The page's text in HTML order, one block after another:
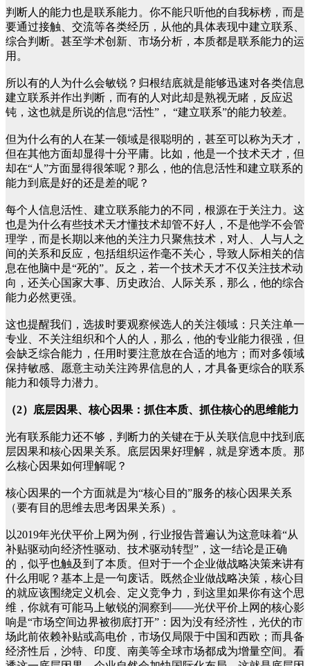
判断人的能力也是联系能力。你不能只听他的自我标榜，而是
要通过接触、交流等各类经历，从他的具体表现中建立联系、
综合判断。甚至学术创新、市场分析，本质都是联系能力的运
用。
所以有的人为什么会敏锐？归根结底就是能够迅速对各类信息
建立联系并作出判断，而有的人对此却是熟视无睹，反应迟
钝，这也就是所说的信息“活性”， “建立联系”的能力较差。
但为什么有的人在某一领域是很聪明的，甚至可以称为天才，
但在其他方面却显得十分平庸。比如，他是一个技术天才，但
却在“人”方面显得很笨呢？那么，他的信息活性和建立联系的
能力到底是好的还是差的呢？
每个人信息活性、建立联系能力的不同，根源在于关注力。这
也是为什么有些技术天才懂技术却管不好人，不是他学不会管
理学，而是长期以来他的关注力只聚焦技术，对人、人与人之
间的关系和反应，包括组织运作毫不关心，导致人际相关的信
息在他脑中是“死的”。反之，若一个技术天才不仅关注技术动
向，还关心国家大事、历史政治、人际关系，那么，他的综合
能力必然更强。
这也提醒我们，选拔时要观察候选人的关注领域：只关注单一
专业、不关注组织和个人的人，那么，他的专业能力很强，但
会缺乏综合能力，任用时要注意放在合适的地方；而对多领域
保持敏感、愿意主动关注跨界信息的人，才具备更综合的联系
能力和领导力潜力。
（2）底层因果、核心因果：抓住本质、抓住核心的思维能力
光有联系能力还不够，判断力的关键在于从关联信息中找到底
层因果和核心因果关系。底层因果好理解，就是穿透本质。那
么核心因果如何理解呢？
核心因果的一个方面就是为“核心目的”服务的核心因果关系
（要有目的思维去思考因果关系）。
以2019年光伏平价上网为例，行业报告普遍认为这意味着“从
补贴驱动向经济性驱动、技术驱动转型”，这一结论是正确
的，似乎也触及到了本质。但对于一个企业做战略决策来讲有
什么用呢？基本上是一句废话。既然企业做战略决策，核心目
的就应该围绕定义机会、定义竞争力，到这里如果你有这个思
维，你就有可能马上敏锐的洞察到——光伏平价上网的核心影
响是“市场空间边界被彻底打开”：因为没有经济性，光伏的市
场此前依赖补贴或高电价，市场仅局限于中国和西欧；而具备
经济性后，沙特、印度、南美等全球市场都成为增量空间。看